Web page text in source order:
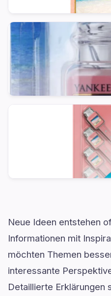
Neue Ideen entstehen
Informationen mit
möchten Themen
interessante
Detaillierte Erklärungen